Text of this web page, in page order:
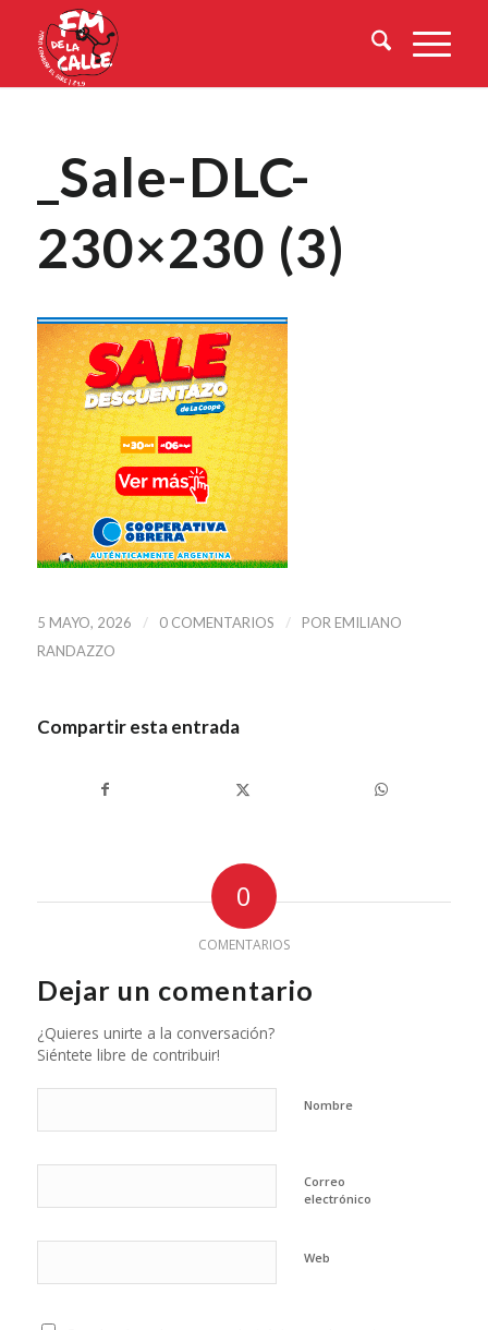
_Sale-DLC-
230×230 (3)
5 MAYO, 2026 / 0 COMENTARIOS / POR EMILIANO
RANDAZZO
Compartir esta entrada
0
COMENTARIOS
Dejar un comentario
¿Quieres unirte a la conversación?
Siéntete libre de contribuir!
Nombre
Correo
electrónico
Web